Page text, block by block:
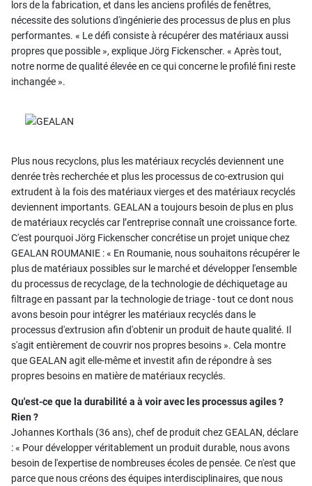
lors de la fabrication, et dans les anciens profilés de fenêtres,
nécessite des solutions d'ingénierie des processus de plus en plus
performantes. « Le défi consiste à récupérer des matériaux aussi
propres que possible », explique Jörg Fickenscher. « Après tout,
notre norme de qualité élevée en ce qui concerne le profilé fini reste
inchangée ».
Plus nous recyclons, plus les matériaux recyclés deviennent une
denrée très recherchée et plus les processus de co-extrusion qui
extrudent à la fois des matériaux vierges et des matériaux recyclés
deviennent importants. GEALAN a toujours besoin de plus en plus
de matériaux recyclés car l’entreprise connaît une croissance forte.
C'est pourquoi Jörg Fickenscher concrétise un projet unique chez
GEALAN ROUMANIE : « En Roumanie, nous souhaitons récupérer le
plus de matériaux possibles sur le marché et développer l'ensemble
du processus de recyclage, de la technologie de déchiquetage au
filtrage en passant par la technologie de triage - tout ce dont nous
avons besoin pour intégrer les matériaux recyclés dans le
processus d'extrusion afin d'obtenir un produit de haute qualité. Il
s'agit entièrement de couvrir nos propres besoins ». Cela montre
que GEALAN agit elle-même et investit afin de répondre à ses
propres besoins en matière de matériaux recyclés.
Qu'est-ce que la durabilité a à voir avec les processus agiles ?
Rien ?
Johannes Korthals (36 ans), chef de produit chez GEALAN, déclare
: « Pour développer véritablement un produit durable, nous avons
besoin de l'expertise de nombreuses écoles de pensée. Ce n'est que
parce que nous créons des équipes interdisciplinaires, que nous